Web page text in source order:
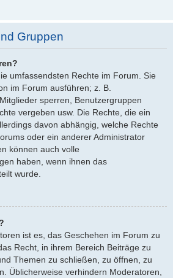
Gruppen
umfassendsten Rechte im Forum. Sie
im Forum ausführen; z. B.
sperren, Benutzergruppen
vergeben usw. Die Rechte, die ein
davon abhängig, welche Rechte
oder ein anderer Administrator
können auch volle
haben, wenn ihnen das
wurde.
ist es, das Geschehen im Forum zu
Recht, in ihrem Bereich Beiträge zu
Themen zu schließen, zu öffnen, zu
Üblicherweise verhindern Moderatoren,